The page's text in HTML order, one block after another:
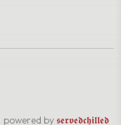
powered by 𝖘𝖊𝖗𝖛𝖊𝖉𝖈𝖍𝖎𝖑𝖑𝖊𝖉